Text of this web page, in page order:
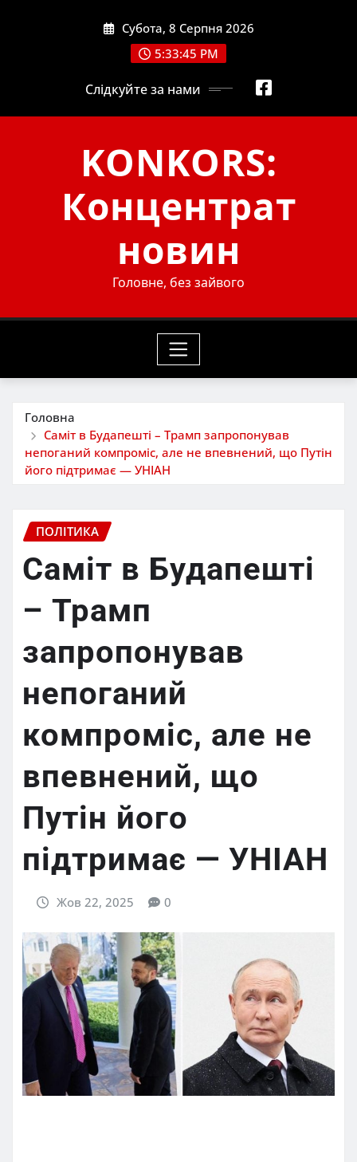
Субота, 8 Серпня 2026
5:33:46 PM
Слідкуйте за нами
KONKORS:
Концентрат
новин
Головне, без зайвого
Головна
Саміт в Будапешті – Трамп запропонував
непоганий компроміс, але не впевнений, що Путін
його підтримає — УНІАН
ПОЛІТИКА
Саміт в Будапешті
– Трамп
запропонував
непоганий
компроміс, але не
впевнений, що
Путін його
підтримає — УНІАН
Жов 22, 2025 0